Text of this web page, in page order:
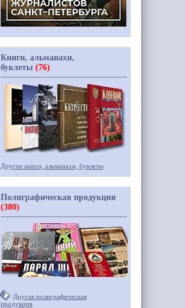
Книги, альманахи,
буклеты (76)
Другие книги, альманахи, буклеты
Полиграфическая продукция
(380)
Другая полиграфическая
продукция